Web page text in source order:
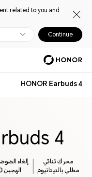
related to you and
Continue
HONOR Earbuds 4
محرك ثنائي
مطلي بالتيتانيوم
إلغاء
الهجين 50 dB